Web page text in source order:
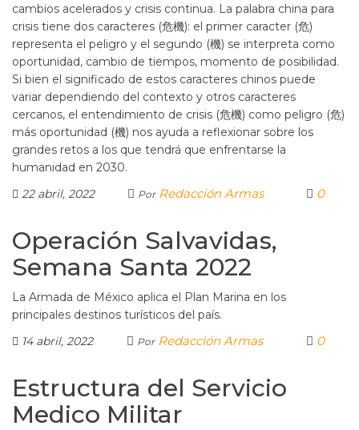
cambios acelerados y crisis continua. La palabra china para
crisis tiene dos caracteres (危機): el primer caracter (危)
representa el peligro y el segundo (機) se interpreta como
oportunidad, cambio de tiempos, momento de posibilidad.
Si bien el significado de estos caracteres chinos puede
variar dependiendo del contexto y otros caracteres
cercanos, el entendimiento de crisis (危機) como peligro (危)
más oportunidad (機) nos ayuda a reflexionar sobre los
grandes retos a los que tendrá que enfrentarse la
humanidad en 2030.
22 abril, 2022
Por Redacción Armas 0
Operación Salvavidas,
Semana Santa 2022
La Armada de México aplica el Plan Marina en los
principales destinos turísticos del país.
14 abril, 2022
Por Redacción Armas 0
Estructura del Servicio
Medico Militar